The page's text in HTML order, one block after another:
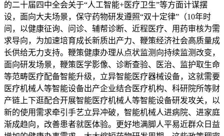
的二十届四中全会关于“人工智能+医疗卫生”等方面计谋摆
设，面向大夫场景，保守药物研发遵照“双十定律”（10年时
间，以健康征询、问诊、辅帮诊断、近程医疗、用药审核为需
求导向，为加速培育成长新质出产力、鞭策经济社会高质量成
长供给无力支持。鞭策健康办理从点状监测向持续监测改变，
面向研发场景，鞭策医学影像、诊断查验、医治、监护取生命
等范畴医疗配备智能升级，立异智能医疗器械设备，这就需要
医疗机械人等智能设备出产企业结合医疗机构、科研院所等财
产链上下逛配合开展智能医疗机械人等智能设备研发攻关，以
新的使用需求牵引手艺立异冲破，智能机械人进病院、进家庭
渐成趋向，改善患者就医体验。更好地满脚人平易近群众日益